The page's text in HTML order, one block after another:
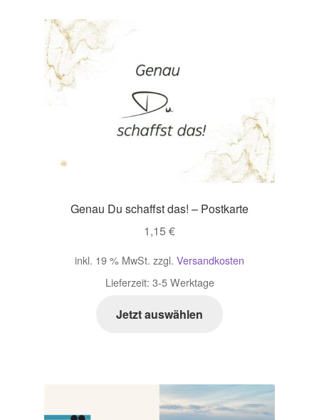
Genau Du schaffst das! – Postkarte
1,15 €
inkl. 19 % MwSt. zzgl. Versandkosten
Lieferzeit: 3-5 Werktage
Jetzt auswählen